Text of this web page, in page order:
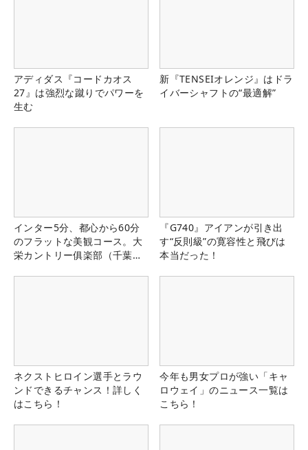
アディダス『コードカオス
27』は強烈な蹴りでパワーを
生む
新『TENSEIオレンジ』はドラ
イバーシャフトの“最適解”
インター5分、都心から60分
のフラットな美観コース。大
栄カントリー俱楽部（千葉
『G740』アイアンが引き出
す“反則級”の寛容性と飛びは
本当だった！
ネクストヒロイン選手とラウ
ンドできるチャンス！詳しく
はこちら！
今年も男女プロが強い「キャ
ロウェイ」のニュース一覧は
こちら！